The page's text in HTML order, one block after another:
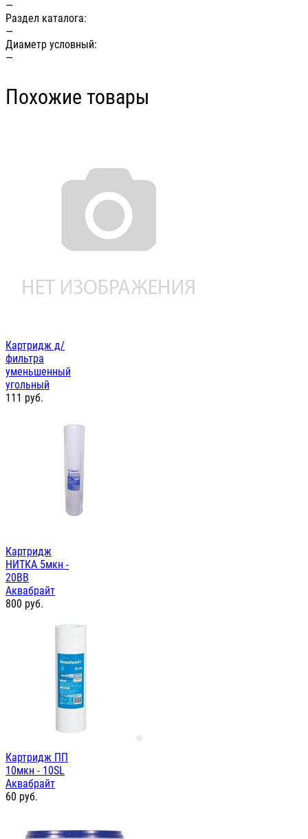
—
Раздел каталога:
—
Диаметр условный:
—
Похожие товары
Картридж д/
фильтра
уменьшенный
угольный
111 руб.
Картридж
НИТКА 5мкн -
20ВВ
Аквабрайт
800 руб.
Картридж ПП
10мкн - 10SL
Аквабрайт
60 руб.